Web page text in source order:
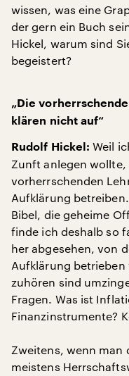
wissen, was eine
der gern ein Buch
Hickel, warum sind
begeistert?
„Die
klären nicht auf“
Rudolf Hickel: Weil
Zunft anlegen wollte,
vorherrschenden
Aufklärung
Bibel, die geheime
finde ich deshalb so
her abgesehen, von
Aufklärung betrieben
zuhören sind
Fragen. Was ist
Finanzinstrumente?
Zweitens, wenn man
meistens